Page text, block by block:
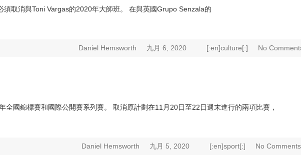
須取消與Toni Vargas的2020年大師班。 在與英國Grupo Senzala的
Daniel Hemsworth 九月 6, 2020 [:en]culture[:] No
全國錦標賽和國際公開賽系列賽。 取消原計劃在11月20日至22日週末進行的兩項比賽，
Daniel Hemsworth 九月 5, 2020 [:en]sport[:] No